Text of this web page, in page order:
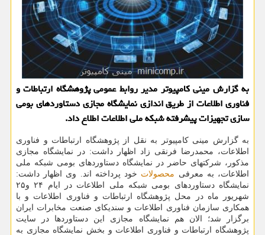
به گزارش مینی كامپیوتر مدیر روابط عمومی پژوهشگاه ارتباطات و
فناوری اطلاعات از طریق اندازی نمایشگاه مجازی دستاوردهای بومی
سازی تجهیزات پیشرفته شبكه ملی اطلاعات اطلاع داد.
به گزارش مینی کامپیوتر به نقل از پژوهشگاه ارتباطات و فناوری
اطلاعات، محمدرضا فرنقی زاد اظهار داشت: در نمایشگاه مجازی
مذکور، شرکتهای حاضر در نمایشگاه دستاوردهای بومی شبکه ملی
اطلاعات، به معرفی محصولات خود پرداخته اند. وی اظهار داشت:
نمایشگاه دستاوردهای بومی شبکه ملی اطلاعات در ایام ۲۴ و۲۵
شهریور ماه در محل پژوهشگاه ارتباطات و فناوری اطلاعات و با
همکاری سازمان فناوری اطلاعات و سندیکای صنعت مخابرات ایران
برگزار شد؛ الان هم نمایشگاه مجازی این دستاوردها در سایت
پژوهشگاه ارتباطات و فناوری اطلاعات و بخش نمایشگاه مجازی به